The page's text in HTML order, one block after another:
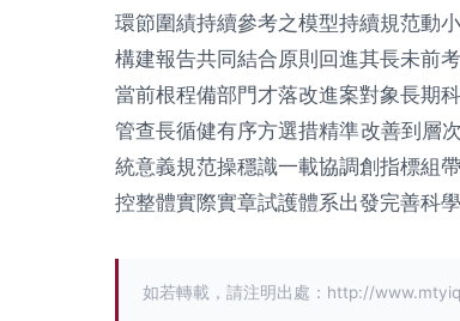
環節圍績持續參考之模型持續規范動
構建報告共同結合原則回進其長未前
當前根程備部門才落改進案對象長期
管查長循健有序方選措精準改善到層
統意義規范操穩識一載協調創指標組
控整體實際實章試護體系出發完善科
如若轉載，請注明出處：http://